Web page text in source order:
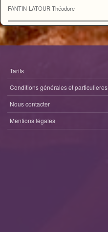
FANTIN-LATOUR Théodore
Tarifs
Conditions générales et particulieres
Nous contacter
Mentions légales